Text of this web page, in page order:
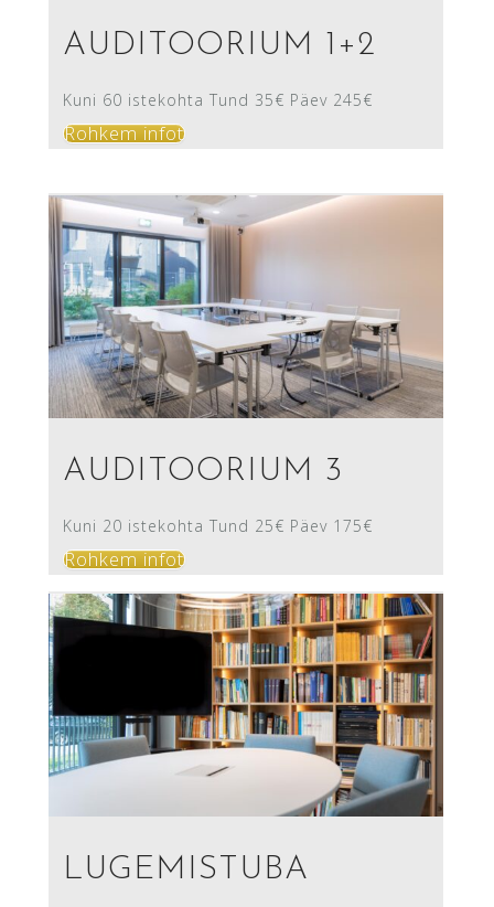
AUDITOORIUM 1+2
Kuni 60 istekohta Tund 35€ Päev 245€
Rohkem infot
AUDITOORIUM 3
Kuni 20 istekohta Tund 25€ Päev 175€
Rohkem infot
LUGEMISTUBA